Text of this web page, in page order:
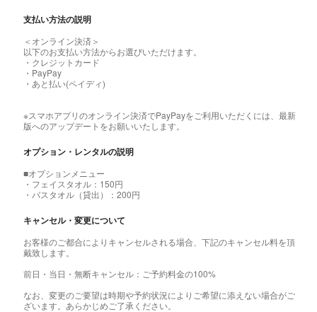
支払い方法の説明
＜オンライン決済＞
以下のお支払い方法からお選びいただけます。
・クレジットカード
・PayPay
・あと払い(ペイディ)
※スマホアプリのオンライン決済でPayPayをご利用いただくには、最新
版へのアップデートをお願いいたします。
オプション・レンタルの説明
■オプションメニュー
・フェイスタオル：150円
・バスタオル（貸出）：200円
キャンセル・変更について
お客様のご都合によりキャンセルされる場合、下記のキャンセル料を頂
戴致します。
前日・当日・無断キャンセル：ご予約料金の100%
なお、変更のご要望は時期や予約状況によりご希望に添えない場合がご
ざいます。あらかじめご了承ください。